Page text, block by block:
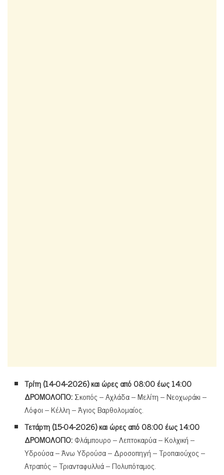
Τρίτη (14-04-2026) και ώρες από 08:00 έως 14:00
ΔΡΟΜΟΛΟΓΙΟ:Σκοπός – Αχλάδα – Μελίτη – Νεοχωράκι –
Λόφοι – Κέλλη – Άγιος Βαρθολομαίος.
Τετάρτη (15-04-2026) και ώρες από 08:00 έως 14:00
ΔΡΟΜΟΛΟΓΙΟ:Φλάμπουρο – Λεπτοκαρύα – Κολχική –
Υδρούσα – Άνω Υδρούσα – Δροσοπηγή – Τροπαιούχος –
Ατραπός – Τριανταφυλλιά – Πολυπόταμος.